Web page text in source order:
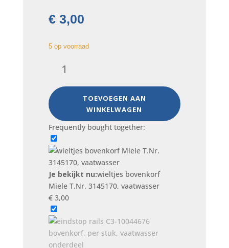
€3,00
5 op voorraad
bovenkorf
T.Nr.
3145170,
vaatwasser
aantal
TOEVOEGEN AAN
WINKELWAGEN
Frequently bought together:
Je bekijkt nu:wieltjes bovenkorf
Miele T.Nr. 3145170, vaatwasser
€3,00